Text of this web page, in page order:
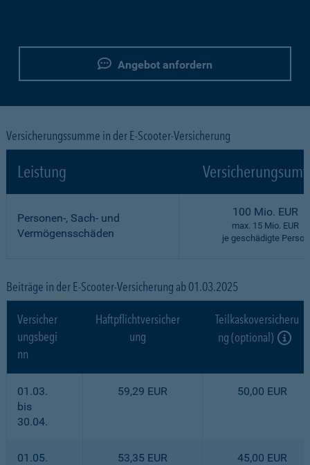
Angebot anfordern
Versicherungssumme in der E-Scooter-Versicherung
Leistung
Personen-, Sach- und
Vermögensschäden
100 Mio. EUR
max. 15 Mio. EUR
je geschädigte Person
Beiträge in der E-Scooter-Versicherung ab 01.03.2025
Versicher
ungsbegi
nn
Haftpflichtversicher
ung
Teilkaskoversicheru
ng (optional)
01.03.
bis
30.04.
59,29 EUR 50,00 EUR
01.05.
53,35 EUR 45,00 EUR